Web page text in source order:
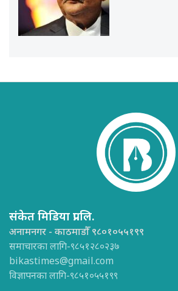
संकेत मिडिया प्रा.लि.
अनामनगर - काठमाडौँ ९८०१०५५१९९
समाचारका लागि-९८५१२८०२३७
bikastimes@gmail.com
विज्ञापनका लागि-९८५१०५५१९९